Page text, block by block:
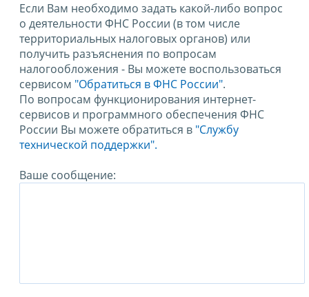
Если Вам необходимо задать какой-либо вопрос
о деятельности ФНС России (в том числе
территориальных налоговых органов) или
получить разъяснения по вопросам
налогообложения - Вы можете воспользоваться
сервисом "Обратиться в ФНС России".
По вопросам функционирования интернет-
сервисов и программного обеспечения ФНС
России Вы можете обратиться в "Службу
технической поддержки".
Ваше сообщение: